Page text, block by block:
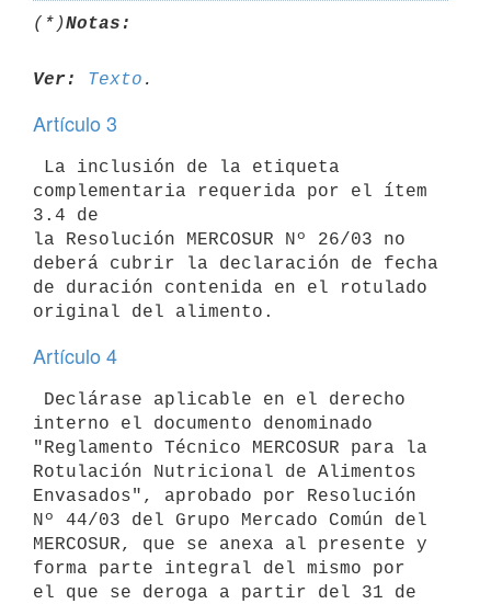
(*)Notas:
Ver: Texto
Artículo 3
complementaria requerida por el ítem
3.4 de
la Resolución MERCOSUR Nº 26/03 no
deberá cubrir la declaración de fecha
de duración contenida en el rotulado
Artículo 4
interno el documento denominado
"Reglamento Técnico MERCOSUR para la
Rotulación Nutricional de Alimentos
Envasados", aprobado por Resolución
Nº 44/03 del Grupo Mercado Común del
MERCOSUR, que se anexa al presente y
forma parte integral del mismo por
el que se deroga a partir del 31 de